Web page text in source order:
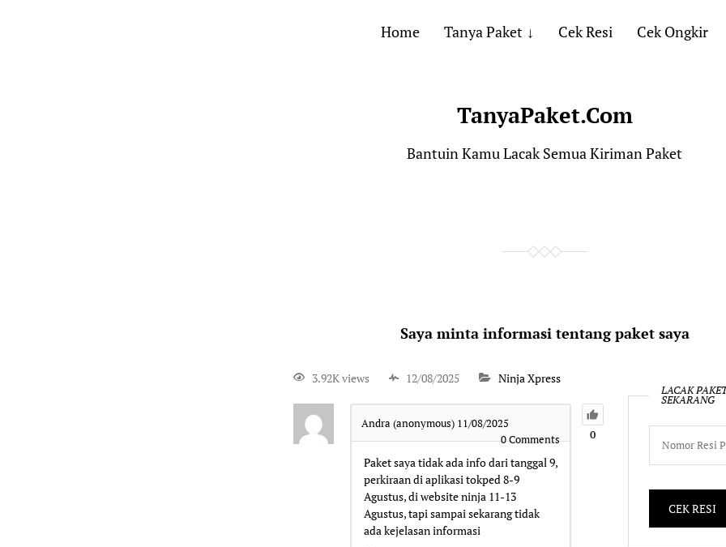
Home Tanya Paket Cek Resi Cek Ongkir
TanyaPaket.Com
Bantuin Kamu Lacak Semua Kiriman Paket
Saya minta informasi tentang paket saya
3.92K views 12/08/2025 Ninja Xpress
0
Andra (anonymous) 11/08/2025
0Comments
Paket saya tidak ada info dari tanggal 9,
perkiraan di aplikasi tokped 8-9
Agustus, di website ninja 11-13
Agustus, tapi sampai sekarang tidak
ada kejelasan informasi
LACAK
SEKARANG